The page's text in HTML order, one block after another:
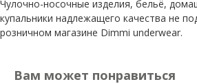
Чулочно-носочные изделия, бельё,
купальники надлежащего качества не
розничном магазине Dimmi underwear.
Вам может понравиться